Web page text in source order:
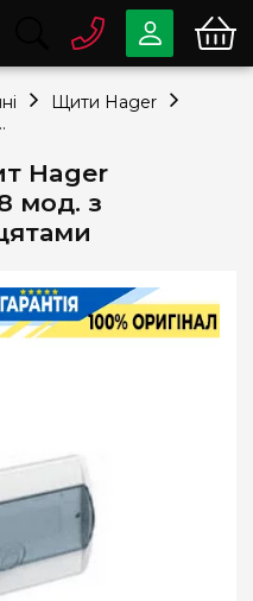
Hager
мод. з
33-63-07
Безкоштовно
334-79-78
Telegram
Щити Hager
з прозорими дверцятами